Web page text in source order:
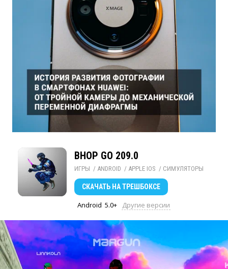
BHOP GO 209.0
ИГРЫ / ANDROID / APPLE IOS / СИМУЛЯТОРЫ
СКАЧАТЬ НА ТРЕШБОКСЕ
Android 5.0+ Другие версии